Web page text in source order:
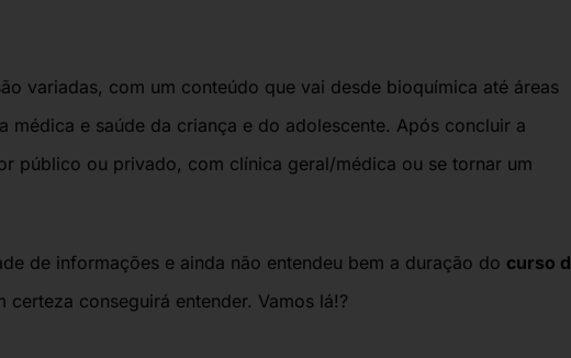
variadas, com um conteúdo que vai desde bioquímica até áreas
e saúde da criança e do adolescente. Após concluir a
público ou privado, com clínica geral/médica ou se tornar um
de informações e ainda não entendeu bem a duração do curso
conseguirá entender. Vamos lá!?